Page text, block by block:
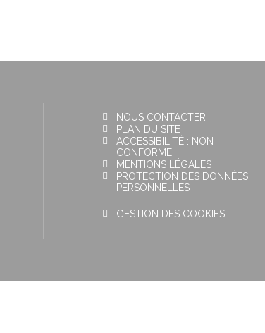
NOUS CONTACTER
PLAN DU SITE
ACCESSIBILITÉ : NON
CONFORME
MENTIONS LÉGALES
PROTECTION DES DONNÉES
PERSONNELLES
GESTION DES COOKIES